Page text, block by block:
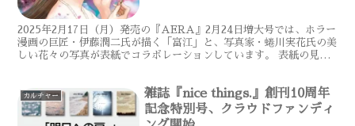
2025年2月17日（月）発売の『AERA』2月24日増大号では、ホラー
漫画の巨匠・伊藤潤二氏が描く「富江」と、写真家・蜷川実花氏の美
しい花々の写真が表紙でコラボレーションしています。 表紙の見ど
カルチャー
雑誌『nice things.』創刊10周年
記念特別号、クラウドファンディ